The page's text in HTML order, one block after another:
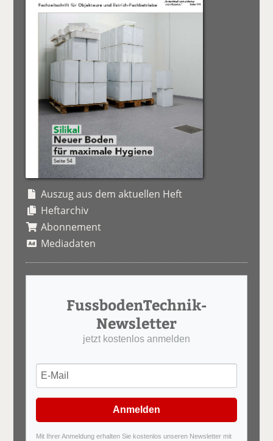
Auszug aus dem aktuellen Heft
Heftarchiv
Abonnement
Mediadaten
FussbodenTechnik-
Newsletter
jetzt kostenlos anmelden
Anmelden
Mit Ihrer Anmeldung erhalten Sie kostenlos unseren Newsletter mit